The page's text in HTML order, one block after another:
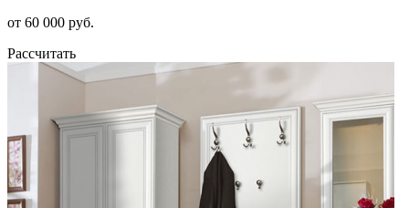
от 60 000 руб.
Рассчитать